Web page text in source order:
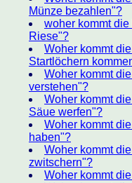
Münze bezahlen"?
woher kommt
Riese"?
Woher kommt
Startlöchern
Woher kommt
verstehen"?
Woher kommt
Säue werfen"?
Woher kommt
haben"?
Woher kommt
zwitschern"?
Woher kommt